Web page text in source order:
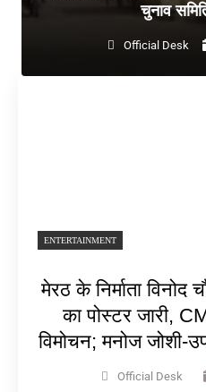
चुनाव
Official Desk
ENTERTAINMENT
मेरठ के निर्माता विनोद
का पोस्टर जारी,
विमोचन; मनोज जोशी-
Official Desk